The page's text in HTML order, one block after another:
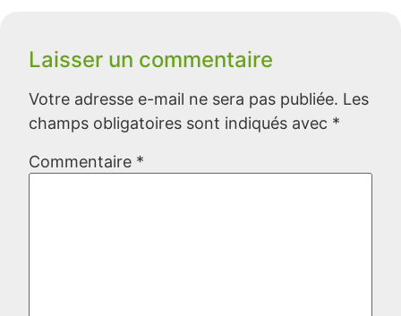
Laisser un commentaire
Votre adresse e-mail ne sera pas publiée. Les
champs obligatoires sont indiqués avec *
Commentaire *